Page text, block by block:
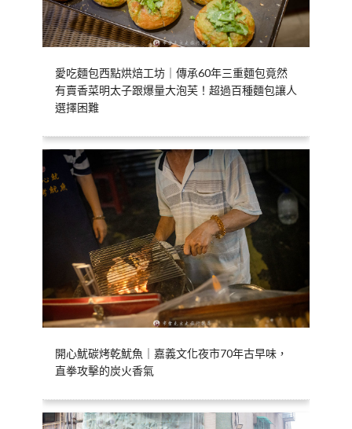
愛吃麵包西點烘焙工坊｜傳承60年三重麵包竟然
有賣香菜明太子跟爆量大泡芙！超過百種麵包讓人
選擇困難
開心魷碳烤乾魷魚｜嘉義文化夜市70年古早味，
直拳攻擊的炭火香氣